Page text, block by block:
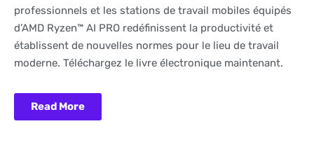
professionnels et les stations de travail mobiles équipés
d’AMD Ryzen™ AI PRO redéfinissent la productivité et
établissent de nouvelles normes pour le lieu de travail
moderne. Téléchargez le livre électronique maintenant.
Read More